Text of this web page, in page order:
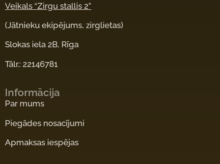
Veikals “Zirgu stallis 2”
(Jātnieku ekipējums, zirglietas)
Slokas iela 2B, Rīga
Tālr.: 22146781
Informācija
Par mums
Piegādes nosacījumi
Apmaksas iespējas